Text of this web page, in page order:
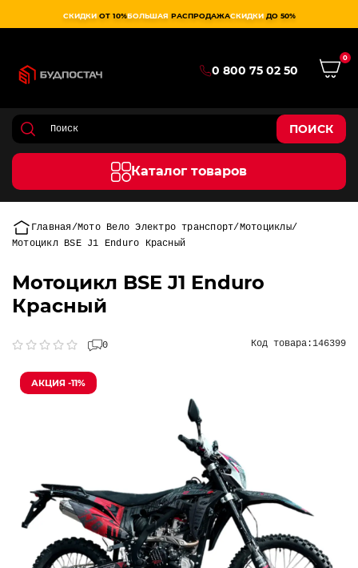
СКИДКИ ОТ 10%БОЛЬШАЯ РАСПРОДАЖАСКИДКИ ДО 50%
0 800 75 02 50
0
ПОИСК
Каталог товаров
Главная Мото Вело Электро транспорт Мотоциклы
Мотоцикл BSE J1 Enduro Красный
Мотоцикл BSE J1 Enduro
Красный
0 Код товара:146399
АКЦИЯ -11%